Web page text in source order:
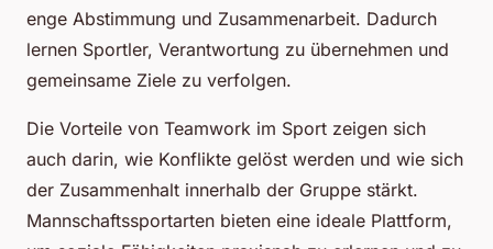
enge Abstimmung und Zusammenarbeit. Dadurch
lernen Sportler, Verantwortung zu übernehmen und
gemeinsame Ziele zu verfolgen.
Die Vorteile von Teamwork im Sport zeigen sich
auch darin, wie Konflikte gelöst werden und wie sich
der Zusammenhalt innerhalb der Gruppe stärkt.
Mannschaftssportarten bieten eine ideale Plattform,